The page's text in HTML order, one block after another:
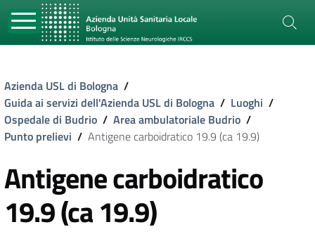
Azienda USL di Bologna /
Guida ai servizi dell'Azienda USL di Bologna / Luoghi /
Ospedale di Budrio / Area ambulatoriale Budrio /
Punto prelievi / Antigene carboidratico 19.9 (ca 19.9)
Antigene carboidratico
19.9 (ca 19.9)